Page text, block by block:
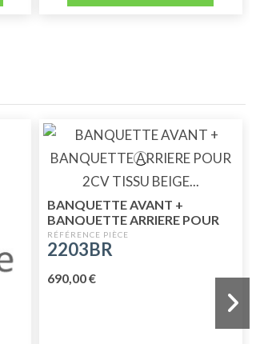
BANQUETTE AVANT +
BANQUETTE ARRIERE POUR
2CV TISSU BEIGE RAYE
2203BR
690,00 €